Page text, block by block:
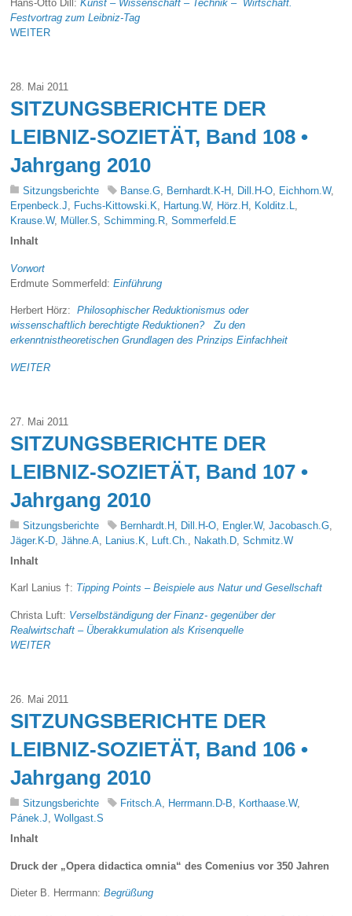
Hans-Otto Dill:Kunst – Wissenschaft – Technik – Wirtschaft.
Festvortrag zum Leibniz-Tag
WEITER
28. Mai 2011
SITZUNGSBERICHTE DER
LEIBNIZ-SOZIETÄT, Band 108 •
Jahrgang 2010
Sitzungsberichte Banse.G, Bernhardt.K-H , Dill.H-O, Eichhorn.W,
Erpenbeck.J, Fuchs-Kittowski.K, Hartung.W, Hörz.H , Kolditz.L,
Krause.W, Müller.S,Schimming.R,Sommerfeld.E
Inhalt
Vorwort
Erdmute Sommerfeld:Einführung
Herbert Hörz:
Philosophischer Reduktionismus oder
wissenschaftlich berechtigte Reduktionen? Zu den
erkenntnistheoretischen Grundlagen des Prinzips Einfachheit
WEITER
27. Mai 2011
SITZUNGSBERICHTE DER
LEIBNIZ-SOZIETÄT, Band 107 •
Jahrgang 2010
Sitzungsberichte Bernhardt.H Dill.H-O Engler.W,Jacobasch.G
Jäger.K-D ,Jähne.A Lanius.K Luft.Ch. Nakath.D ,Schmitz.W
Inhalt
Karl Lanius †: Tipping Points – Beispiele aus Natur und Gesellschaft
Christa Luft: Verselbständigung der Finanz- gegenüber der
Realwirtschaft – Überakkumulation als Krisenquelle
WEITER
26. Mai 2011
SITZUNGSBERICHTE DER
LEIBNIZ-SOZIETÄT, Band 106 •
Jahrgang 2010
Sitzungsberichte Fritsch.A Herrmann.D-B Korthaase.W,
Pánek.J ,Wollgast.S
Inhalt
Druck der „Opera didactica omnia“ des Comenius vor 350 Jahren
Dieter B. Herrmann:Begrüßung